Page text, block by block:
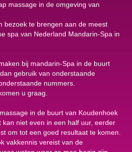
massage in de omgeving van
bezoek te brengen aan de meest
spa van Nederland Mandarin-Spa in
bij mandarin-Spa in de buurt
gebruik van onderstaande
nummers.
u graag.
in de buurt van Koudenhoek
kan niet even in een half uur, eerder
om tot een goed resultaat te komen.
vakkennis vereist van de